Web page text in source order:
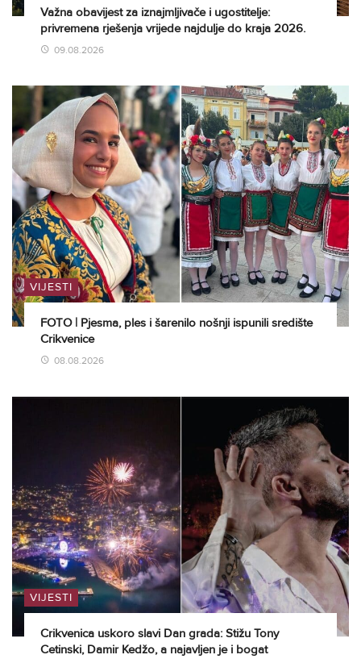
Važna obavijest za iznajmljivače i ugostitelje:
privremena rješenja vrijede najdulje do kraja 2026.
09.08.2026
VIJESTI
FOTO | Pjesma, ples i šarenilo nošnji ispunili središte
Crikvenice
08.08.2026
VIJESTI
Crikvenica uskoro slavi Dan grada: Stižu Tony
Cetinski, Damir Kedžo, a najavljen je i bogat